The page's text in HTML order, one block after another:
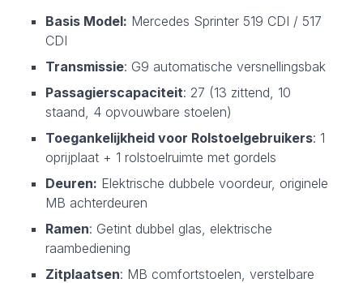
Basis Model: Mercedes Sprinter 519 CDI / 517
CDI
Transmissie: G9 automatische versnellingsbak
Passagierscapaciteit: 27 (13 zittend, 10
staand, 4 opvouwbare stoelen)
Toegankelijkheid voor Rolstoelgebruikers: 1
oprijplaat + 1 rolstoelruimte met gordels
Deuren: Elektrische dubbele voordeur, originele
MB achterdeuren
Ramen: Getint dubbel glas, elektrische
raambediening
Zitplaatsen: MB comfortstoelen, verstelbare